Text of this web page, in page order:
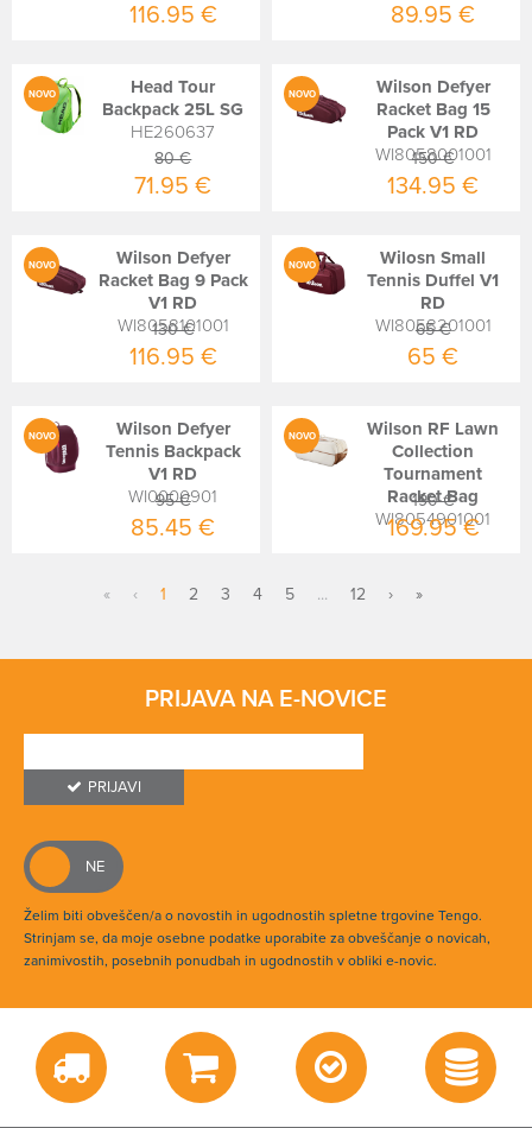
116.95 € 89.95 €
NOVO
Head Tour
Backpack 25L SG
HE260637
80 €
71.95 €
NOVO
Wilson Defyer
Racket Bag 15
Pack V1 RD
WI8058001001
150 €
134.95 €
NOVO
Wilson Defyer
Racket Bag 9 Pack
V1 RD
WI8058101001
130 €
116.95 €
NOVO
Wilosn Small
Tennis Duffel V1
RD
WI8058201001
65 €
65 €
NOVO
Wilson Defyer
Tennis Backpack
V1 RD
WI0000901
95 €
85.45 €
NOVO
Wilson RF Lawn
Collection
Tournament
Racket Bag
WI8054901001
190 €
169.95 €
« ‹ 1 2 3 4 5 ... 12 › »
PRIJAVA NA E-NOVICE
PRIJAVI
Želim biti obveščen/a o novostih in ugodnostih spletne trgovine Tengo.
Strinjam se, da moje osebne podatke uporabite za obveščanje o novicah,
zanimivostih, posebnih ponudbah in ugodnostih v obliki e-novic.